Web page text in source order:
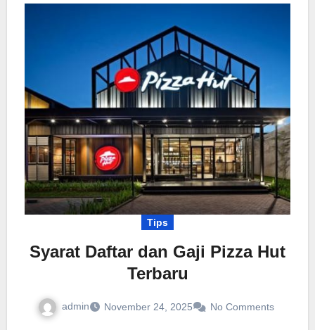
Tips
Syarat Daftar dan Gaji Pizza Hut
Terbaru
admin November 24, 2025 No Comments